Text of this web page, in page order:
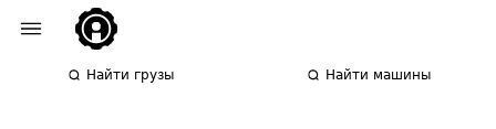
Найти грузы Найти машины